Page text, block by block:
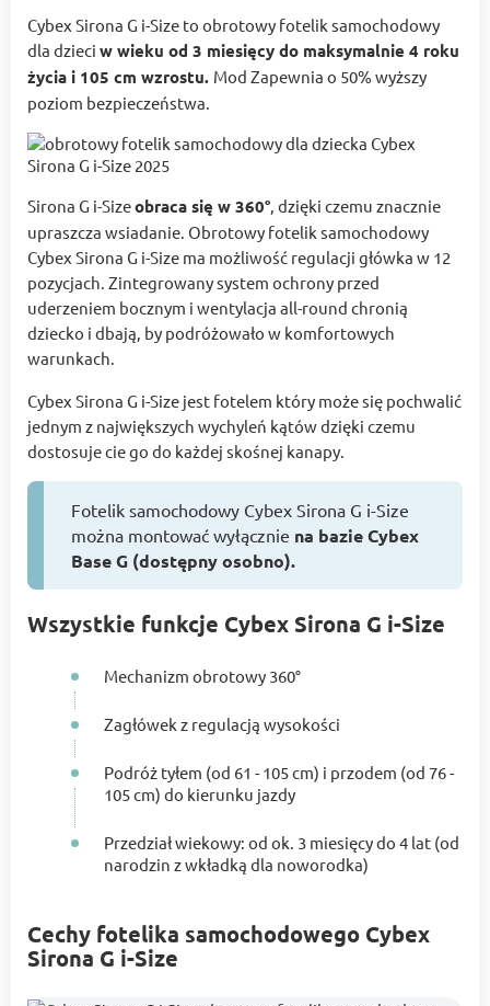
Cybex Sirona G i-Size to obrotowy fotelik samochodowy
dla dzieci w wieku od 3 miesięcy do maksymalnie 4 roku
życia i 105 cm wzrostu. Mod Zapewnia o 50% wyższy
poziom bezpieczeństwa.
Sirona G i-Sizeobraca się w 360°, dzięki czemu znacznie
upraszcza wsiadanie. Obrotowy fotelik samochodowy
Cybex Sirona G i-Size ma możliwość regulacji główka w 12
pozycjach. Zintegrowany system ochrony przed
uderzeniem bocznym i wentylacja all-round chronią
dziecko i dbają, by podróżowało w komfortowych
warunkach.
Cybex Sirona G i-Size jest fotelem który może się pochwalić
jednym z największych wychyleń kątów dzięki czemu
dostosuje cie go do każdej skośnej kanapy.
Fotelik samochodowy Cybex Sirona G i-Size
można montować wyłącznie na bazie Cybex
Base G (dostępny osobno).
Wszystkie funkcje Cybex Sirona G i-Size
Mechanizm obrotowy 360°
Zagłówek z regulacją wysokości
Podróż tyłem (od 61 - 105 cm) i przodem (od 76 -
105 cm) do kierunku jazdy
Przedział wiekowy: od ok. 3 miesięcy do 4 lat (od
narodzin z wkładką dla noworodka)
Cechy fotelika samochodowego Cybex
Sirona G i-Size